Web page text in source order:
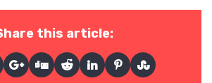
this article: